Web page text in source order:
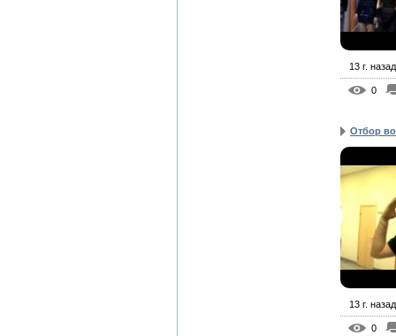
13 г. назад
0
Отбор
13 г. назад
0